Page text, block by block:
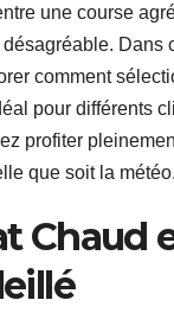
une course
Dans
comment
pour différents
profiter
que soit la
Chaud